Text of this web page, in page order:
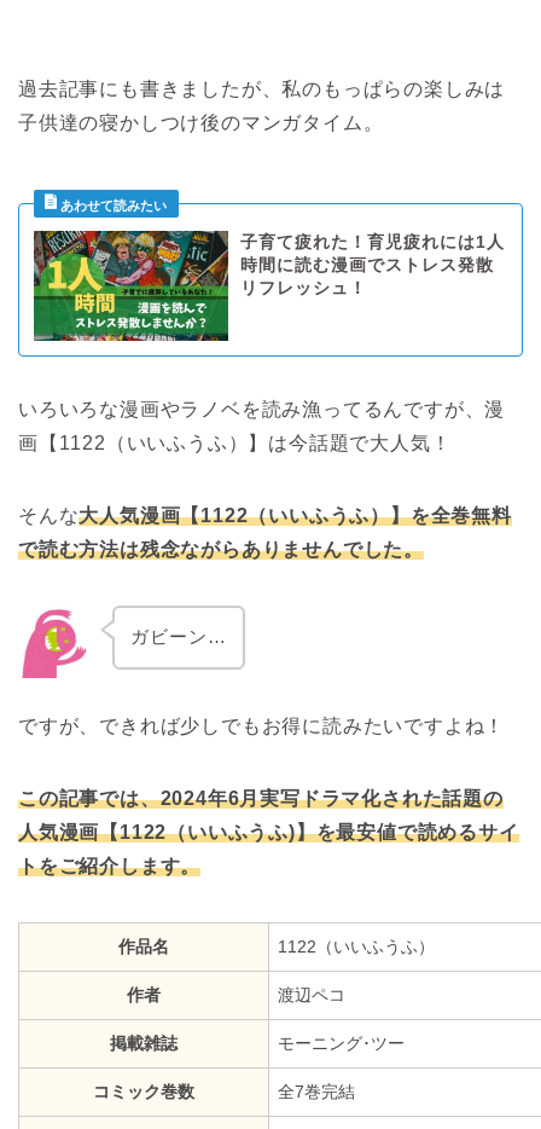
過去記事にも書きましたが、私のもっぱらの楽しみは
子供達の寝かしつけ後のマンガタイム。
子育て疲れた！育児疲れには1人
時間に読む漫画でストレス発散
リフレッシュ！
いろいろな漫画やラノベを読み漁ってるんですが、漫
画【1122（いいふうふ）】は今話題で大人気！
そんな大人気漫画【1122（いいふうふ）】を全巻無料
で読む方法は残念ながらありませんでした。
ガビーン…
ですが、できれば少しでもお得に読みたいですよね！
この記事では、2024年6月実写ドラマ化された話題の
人気漫画【1122（いいふうふ)】を最安値で読めるサイ
トをご紹介します。
作品名 1122（いいふうふ）
作者 渡辺ペコ
掲載雑誌 モーニング･ツー
コミック巻数 全7巻完結